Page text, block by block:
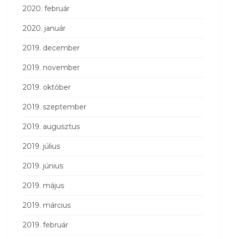
2020. február
2020. január
2019. december
2019. november
2019. október
2019. szeptember
2019. augusztus
2019. július
2019. június
2019. május
2019. március
2019. február